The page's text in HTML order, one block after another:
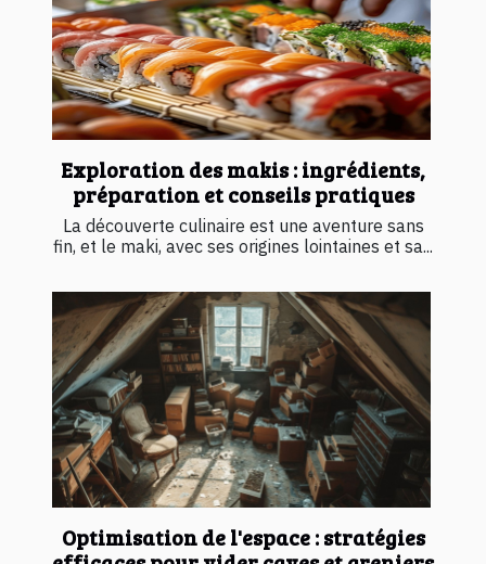
Exploration des makis : ingrédients,
préparation et conseils pratiques
La découverte culinaire est une aventure sans
fin, et le maki, avec ses origines lointaines et sa...
Optimisation de l'espace : stratégies